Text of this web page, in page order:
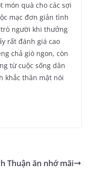
món quà cho các sợi
mạc đơn giản tình
người khi thưởng
rất đánh giá cao
chả giò ngon, còn
từ cuộc sống dân
khắc thân mật nói
Thuận ăn nhớ mãi